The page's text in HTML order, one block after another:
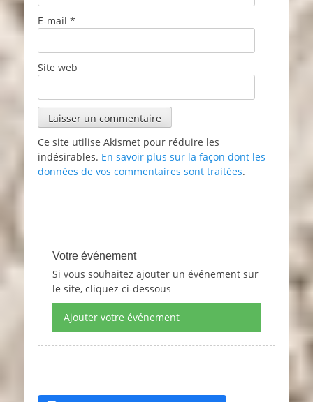
E-mail *
Site web
Ce site utilise Akismet pour réduire les
indésirables. En savoir plus sur la façon dont les
données de vos commentaires sont traitées.
Votre événement
Si vous souhaitez ajouter un événement sur
le site, cliquez ci-dessous
Ajouter votre événement